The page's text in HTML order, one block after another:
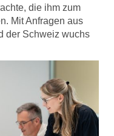
die ihm zum
Mit Anfragen aus
der Schweiz wuchs